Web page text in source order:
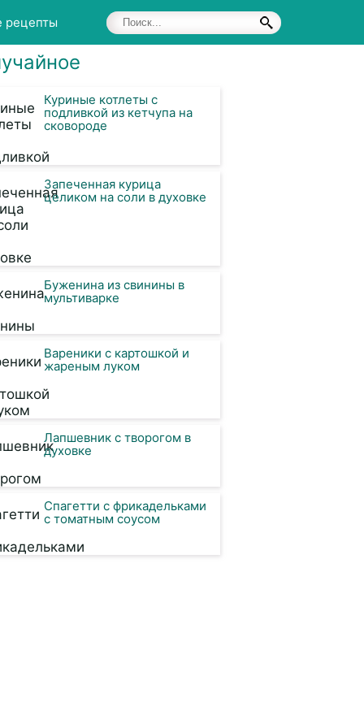
рецепты
Куриные котлеты с
подливкой из кетчупа на
сковороде
Запеченная курица
целиком на соли в духовке
Буженина из свинины в
мультиварке
Вареники с картошкой и
жареным луком
Лапшевник с творогом в
духовке
Спагетти с фрикадельками
с томатным соусом